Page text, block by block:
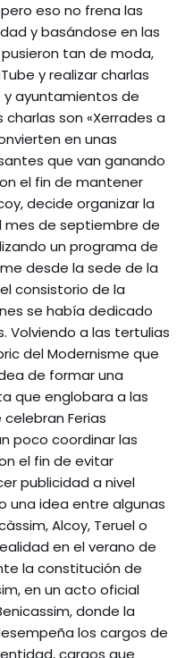
eso no frena las
y basándose en las
tan de moda,
y realizar charlas
y ayuntamientos de
son «Xerrades a
en unas
que van ganando
el fin de mantener
decide organizar la
mes de septiembre de
un programa de
desde la sede de la
consistorio de la
se había dedicado
Volviendo a las tertulias
del Modernisme que
de formar una
que englobara a las
Ferias
poco coordinar las
el fin de evitar
publicidad a nivel
una idea entre algunas
Alcoy, Teruel o
en el verano de
la constitución de
en un acto oficial
donde la
los cargos de
cargos que